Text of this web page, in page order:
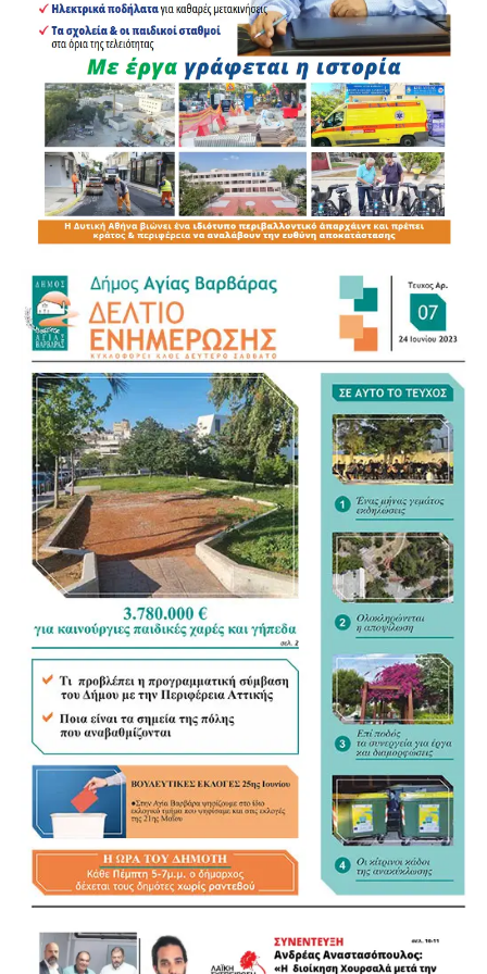
«Ο δήμαρχος αναλαμβάνει την ευθύνη. Να φταίει αυτός
για όλα», ανέφερε, επισημαίνοντας παράλληλα ότι το
υφιστάμενο σύστημα παραμένει σε μεγάλο βαθμό
δημαρχοκεντρικό.
Για τον νέο Κώδικα της Αυτοδιοίκησης αναγνώρισε ως
σημαντικό βήμα τη συγκέντρωση της διάσπαρτης
νομοθεσίας σε ένα ενιαίο κείμενο, άσκησε όμως κριτική
στον τρόπο με τον οποίο διαμορφώνεται. «Η
Αυτοδιοίκηση ξέρει τι Αυτοδιοίκηση θέλει», σημείωσε,
υποστηρίζοντας ότι οι Δήμοι θα έπρεπε να έχουν πολύ
πιο καθοριστικό ρόλο στη διαμόρφωση του νέου
πλαισίου.
«Τα ουσιώδη είναι οι αρμοδιότητες και οι πόροι»